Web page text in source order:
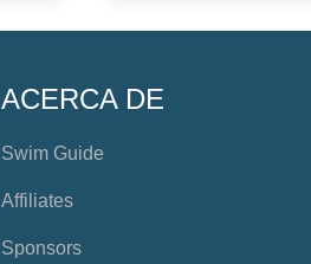
ACERCA DE
Swim Guide
Affiliates
Sponsors